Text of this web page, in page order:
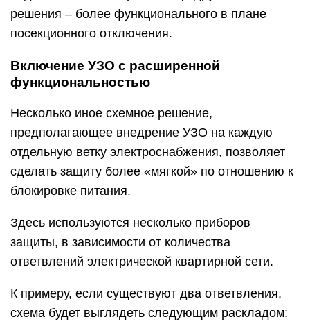
решения – более функционального в плане
посекционного отключения.
Включение УЗО с расширенной
функциональностью
Несколько иное схемное решение,
предполагающее внедрение УЗО на каждую
отдельную ветку электроснабжения, позволяет
сделать защиту более «мягкой» по отношению к
блокировке питания.
Здесь используются несколько приборов
защиты, в зависимости от количества
ответвлений электрической квартирной сети.
К примеру, если существуют два ответвления,
схема будет выглядеть следующим раскладом: